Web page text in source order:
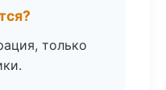
только